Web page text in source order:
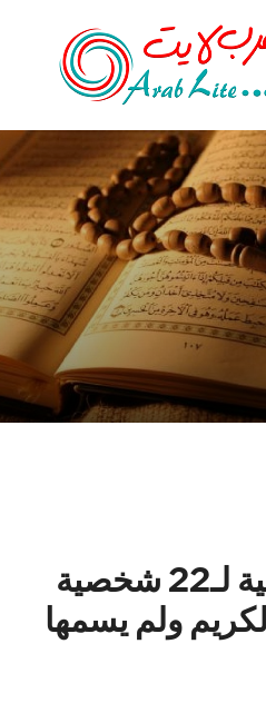
الأسماء الحقيقية لـ22 شخصية
ولم يسمها